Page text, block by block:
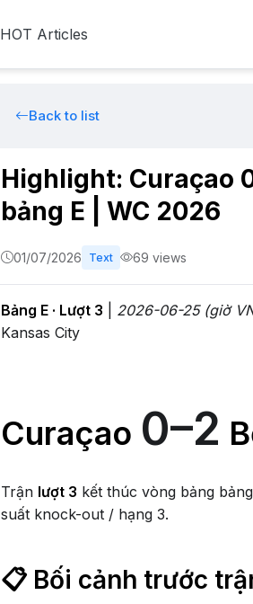
HOT Articles
Back to list
Highlight: Curaçao
bảng E | WC 2026
01/07/2026 Text 69 views
Bảng E · Lượt 3
2026-06-25 (giờ
Kansas City
Curaçao 0–2
Trận lượt 3 kết thúc vòng bảng
suất knock-out / hạng 3.
📋 Bối cảnh trước